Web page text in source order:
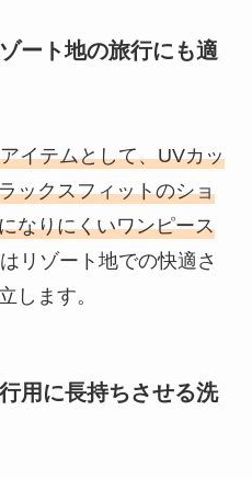
ート地の旅行にも適
イテムとして、UVカッ
ックスフィットのショ
なりにくいワンピース
リゾート地での快適さ
します。
用に長持ちさせる洗